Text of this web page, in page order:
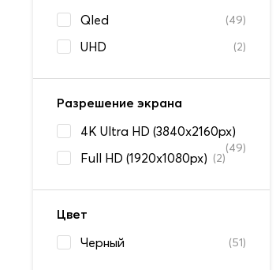
Qled
(49)
UHD (2)
Разрешение экрана
4K Ultra HD (3840x2160px)
(49)
Full HD (1920x1080px) (2)
Цвет
Черный
(51)